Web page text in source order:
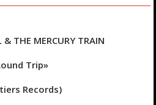
& THE MERCURY TRAIN
Trip»
Records)